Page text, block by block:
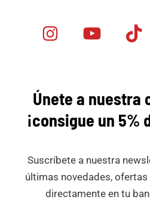
Minicar Tok
Únete a nuestra
¡consigue un 5%
Suscríbete a nuestra
últimas novedades,
directamente en tu